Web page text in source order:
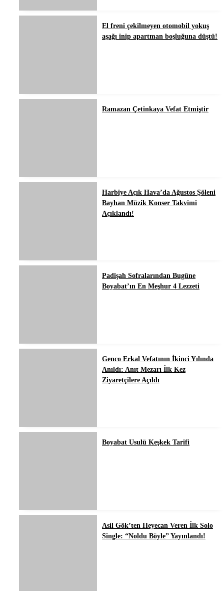
El freni çekilmeyen otomobil yokuş
aşağı inip apartman boşluğuna düştü!
Ramazan Çetinkaya Vefat Etmiştir
Harbiye Açık Hava’da Ağustos Şöleni
Bayhan Müzik Konser Takvimi
Açıklandı!
Padişah Sofralarından Bugüne
Boyabat’ın En Meşhur 4 Lezzeti
Genco Erkal Vefatının İkinci Yılında
Anıldı: Anıt Mezarı İlk Kez
Ziyaretçilere Açıldı
Boyabat Usulü Keşkek Tarifi
Asil Gök’ten Heyecan Veren İlk Solo
Single: “Noldu Böyle” Yayınlandı!